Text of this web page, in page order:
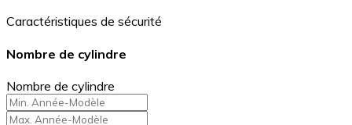
Caractéristiques de sécurité
Nombre de cylindre
Nombre de cylindre